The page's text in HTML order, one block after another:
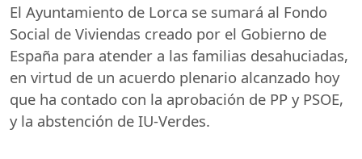
El Ayuntamiento de Lorca se sumará al Fondo
Social de Viviendas creado por el Gobierno de
España para atender a las familias desahuciadas,
en virtud de un acuerdo plenario alcanzado hoy
que ha contado con la aprobación de PP y PSOE,
y la abstención de IU-Verdes.